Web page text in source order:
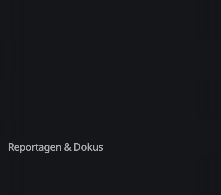
Reportagen & Dokus